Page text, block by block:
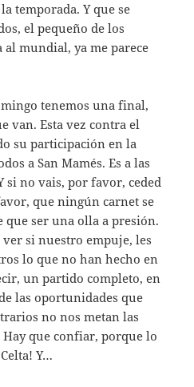
temporada. Y que se
el pequeño de los
mundial, ya me parece
tenemos una final,
van. Esta vez contra el
su participación en la
a San Mamés. Es a las
si no vais, por favor, ceded
que ningún carnet se
ser una olla a presión.
si nuestro empuje, les
lo que no han hecho en
un partido completo, en
las oportunidades que
no nos metan las
que confiar, porque lo
Y…